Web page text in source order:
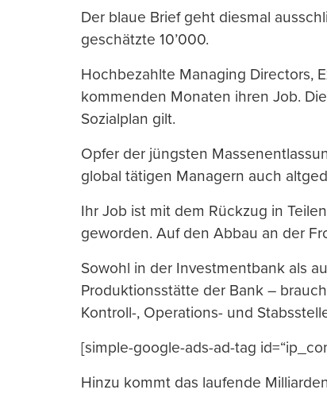
Der blaue Brief geht diesmal
geschätzte 10’000.
Hochbezahlte Managing Directors,
kommenden Monaten ihren Job.
Sozialplan gilt.
Opfer der jüngsten
global tätigen Managern auch
Ihr Job ist mit dem Rückzug in
geworden. Auf den Abbau an der
Sowohl in der Investmentbank als
Produktionsstätte der Bank –
Kontroll-, Operations- und
[simple-google-ads-ad-tag
Hinzu kommt das laufende